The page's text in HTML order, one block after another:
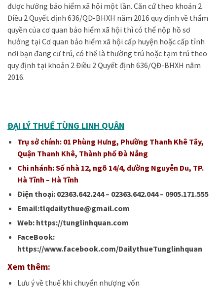
được hưởng bảo hiểm xã hội một lần. Căn cứ theo khoản 2
Điều 2 Quyết định 636/QĐ-BHXH năm 2016 quy định về thẩm
quyền của cơ quan bảo hiểm xã hội thì có thể nộp hồ sơ
hưởng tại Cơ quan bảo hiểm xã hội cấp huyện hoặc cấp tỉnh
nơi bạn đang cư trú, có thể là thường trú hoặc tạm trú theo
quy định tại khoản 2 Điều 2 Quyết định 636/QĐ-BHXH năm
2016.
ĐẠI LÝ THUẾ TÙNG LINH QUÂN
Trụ sở chính: 01 Phùng Hưng, Phường Thanh Khê Tây,
Quận Thanh Khê, Thành phố Đà Nẵng
Chi nhánh: Số nhà 12, ngõ 14/4, đường Nguyễn Du, TP.
Hà Tĩnh – Hà Tĩnh
Điện thoại: 02363.642.244 – 02363.642.044 – 0905.171.555
Email:tlqdailythue@gmail.com
Web: https://tunglinhquan.com
FaceBook:
https://www.facebook.com/DailythueTunglinhquan
Xem thêm:
Lưu ý về thuế khi chuyển nhượng vốn